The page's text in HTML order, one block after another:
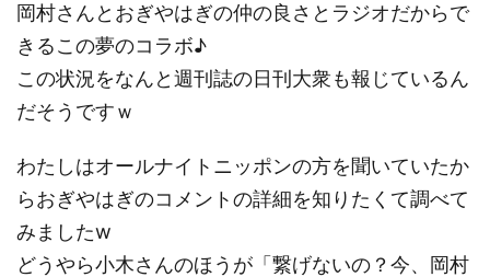
岡村さんとおぎやはぎの仲の良さとラジオだからで
きるこの夢のコラボ♪
この状況をなんと週刊誌の日刊大衆も報じているん
だそうですｗ
わたしはオールナイトニッポンの方を聞いていたか
らおぎやはぎのコメントの詳細を知りたくて調べて
みましたw
どうやら小木さんのほうが「繋げないの？今、岡村